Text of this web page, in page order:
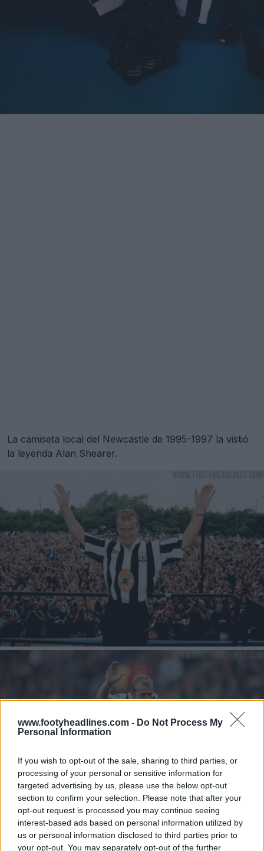
www.footyheadlines.com - Do Not Process My
Personal Information
If you wish to opt-out of the sale, sharing to third parties, or
processing of your personal or sensitive information for
targeted advertising by us, please use the below opt-out
section to confirm your selection. Please note that after your
opt-out request is processed you may continue seeing
interest-based ads based on personal information utilized by
us or personal information disclosed to third parties prior to
your opt-out. You may separately opt-out of the further
La camiseta local del Newcastle de 1995-1997 la vistió
la leyenda Alan Shearer.
Consulta todas las equipaciones del Newcastle United